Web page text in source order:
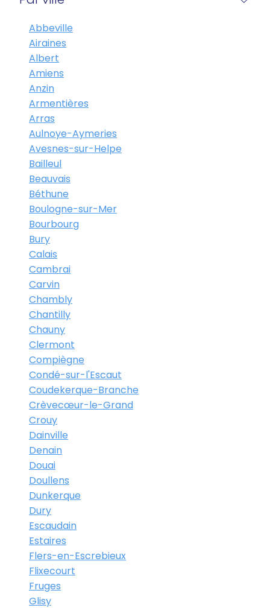
Abbeville
Airaines
Albert
Amiens
Anzin
Armentières
Arras
Aulnoye-Aymeries
Avesnes-sur-Helpe
Bailleul
Beauvais
Béthune
Boulogne-sur-Mer
Bourbourg
Bury
Calais
Cambrai
Carvin
Chambly
Chantilly
Chauny
Clermont
Compiègne
Condé-sur-l'Escaut
Coudekerque-Branche
Crèvecœur-le-Grand
Crouy
Dainville
Denain
Douai
Doullens
Dunkerque
Dury
Escaudain
Estaires
Flers-en-Escrebieux
Flixecourt
Fruges
Glisy